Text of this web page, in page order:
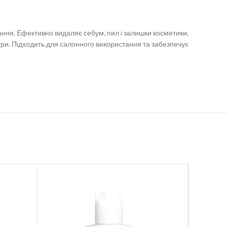
Ефективно видаляє себум, пил і залишки косметики,
Підходить для салонного використання та забезпечує